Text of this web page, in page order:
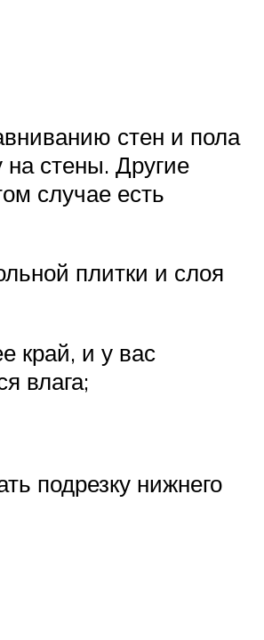
стен и пола
стены. Другие
случае есть
плитки и слоя
край, и у вас
влага;
подрезку нижнего